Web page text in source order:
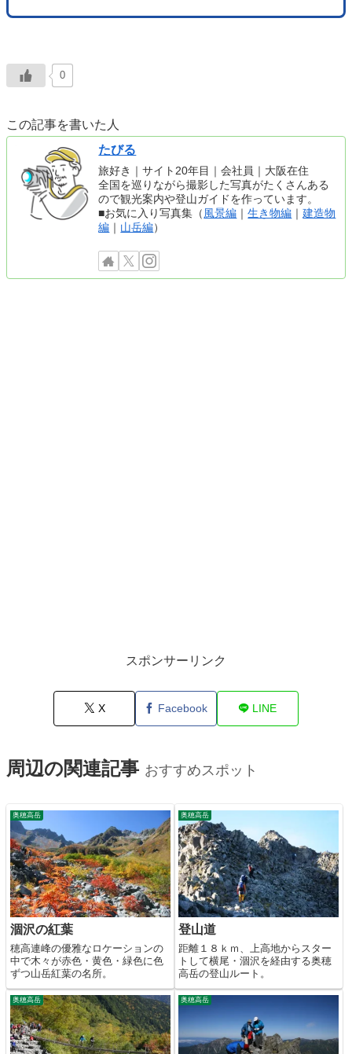
0
この記事を書いた人
たびる
旅好き｜サイト20年目｜会社員｜大阪在住
全国を巡りながら撮影した写真がたくさんある
ので観光案内や登山ガイドを作っています。
■お気に入り写真集（ 風景編 ｜生き物編 ｜建造物
編 ｜ 山岳編）
スポンサーリンク
X Facebook LINE
周辺の関連記事 おすすめスポット
奥穂高岳
涸沢の紅葉
穂高連峰の優雅なロケーションの
中で木々が赤色・黄色・緑色に色
ずつ山岳紅葉の名所。
奥穂高岳
登山道
距離１８ｋｍ、上高地からスター
トして横尾・涸沢を経由する奥穂
高岳の登山ルート。
奥穂高岳 奥穂高岳